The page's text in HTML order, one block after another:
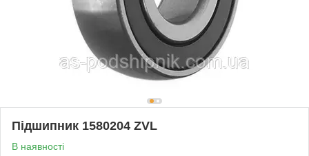
Підшипник 1580204 ZVL
В наявності